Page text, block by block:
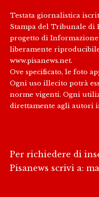
Testata giornalistica
Stampa del Tribunale di
progetto di
liberamente
www.pisanews.net.
Ove specificato, le foto
Ogni uso illecito potrà
norme vigenti. Ogni
direttamente agli autori
Per richiedere di
Pisanews scrivi a: